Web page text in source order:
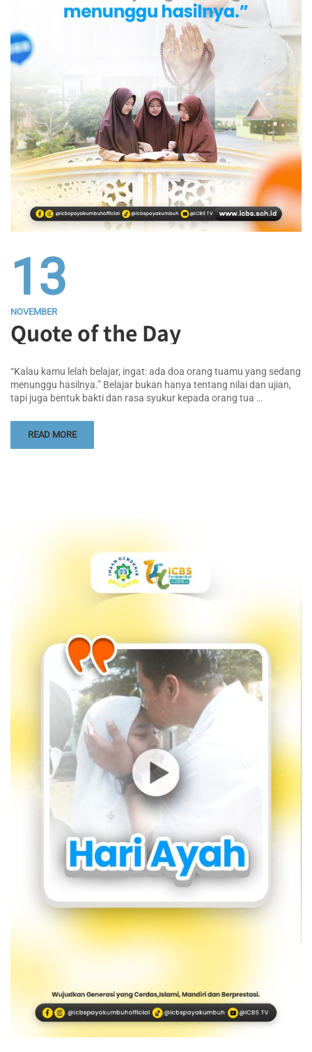
13
NOVEMBER
Quote of the Day
“Kalau kamu lelah belajar, ingat: ada doa orang tuamu yang sedang
menunggu hasilnya.” Belajar bukan hanya tentang nilai dan ujian,
tapi juga bentuk bakti dan rasa syukur kepada orang tua …
READ MORE